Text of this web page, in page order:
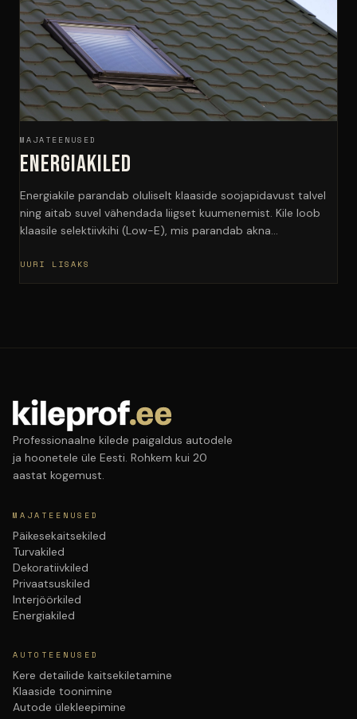
MAJATEENUSED
Energiakiled
Energiakile parandab oluliselt klaaside soojapidavust talvel
ning aitab suvel vähendada liigset kuumenemist. Kile loob
klaasile selektiivkihi (Low-E), mis parandab akna…
UURI LISAKS
Professionaalne kilede paigaldus autodele
ja hoonetele üle Eesti. Rohkem kui 20
aastat kogemust.
MAJATEENUSED
Päikesekaitsekiled
Turvakiled
Dekoratiivkiled
Privaatsuskiled
Interjöörkiled
Energiakiled
AUTOTEENUSED
Kere detailide kaitsekiletamine
Klaaside toonimine
Autode ülekleepimine